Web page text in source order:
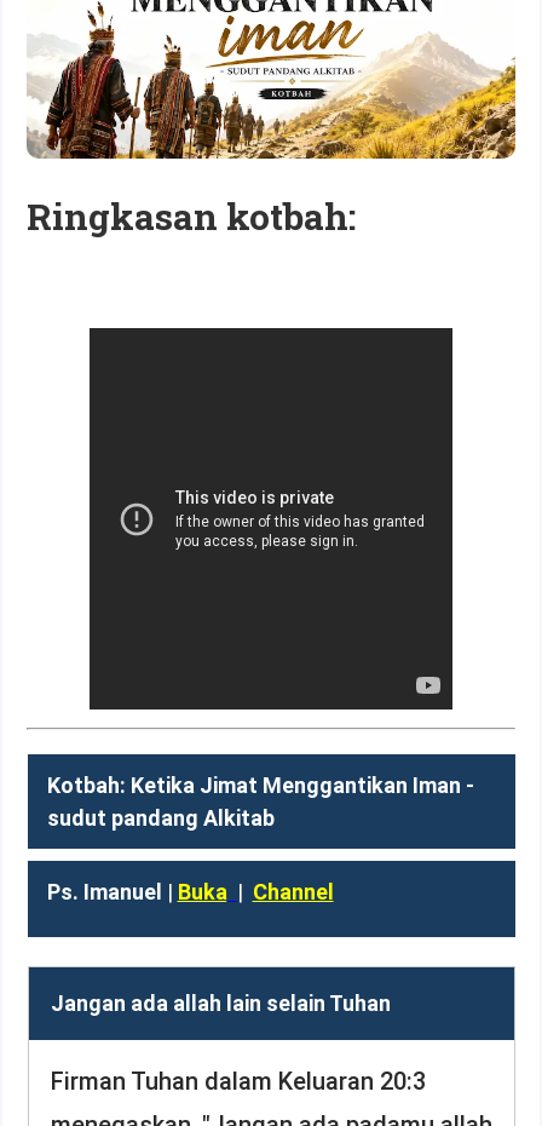
Ringkasan kotbah:
Kotbah: Ketika Jimat Menggantikan Iman -
sudut pandang Alkitab
Ps. Imanuel | Buka | Channel
Jangan ada allah lain selain Tuhan
Firman Tuhan dalam Keluaran 20:3